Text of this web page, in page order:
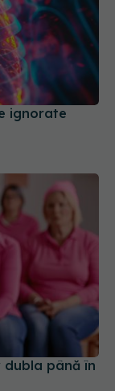
ignorate
dubla până în